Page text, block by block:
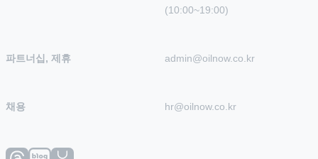
(10:00~19:00)
파트너십, 제휴 admin@oilnow.co.kr
채용 hr@oilnow.co.kr